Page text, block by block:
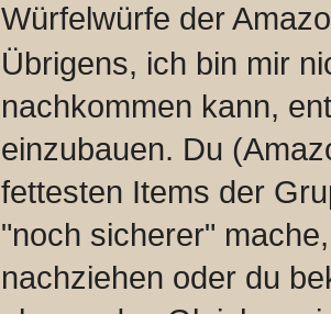
Würfelwürfe der
Übrigens, ich bin mir
nachkommen kann,
einzubauen. Du
fettesten Items der
"noch sicherer"
nachziehen oder du